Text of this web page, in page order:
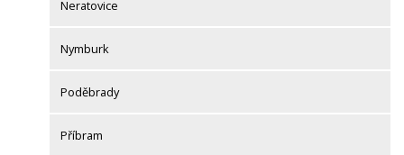
Neratovice
Nymburk
Poděbrady
Příbram